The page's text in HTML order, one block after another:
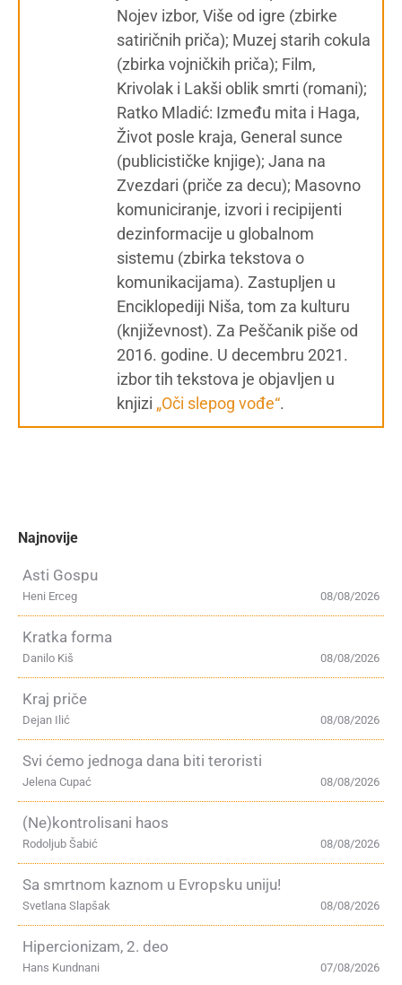
Nojev izbor, Više od igre (zbirke
satiričnih priča); Muzej starih cokula
(zbirka vojničkih priča); Film,
Krivolak i Lakši oblik smrti (romani);
Ratko Mladić: Između mita i Haga,
Život posle kraja, General sunce
(publicističke knjige); Jana na
Zvezdari (priče za decu); Masovno
komuniciranje, izvori i recipijenti
dezinformacije u globalnom
sistemu (zbirka tekstova o
komunikacijama). Zastupljen u
Enciklopediji Niša, tom za kulturu
(književnost). Za Peščanik piše od
2016. godine. U decembru 2021.
izbor tih tekstova je objavljen u
knjizi „Oči slepog vođe“.
Najnovije
Asti Gospu
08/08/2026
Heni Erceg
Kratka forma
08/08/2026
Danilo Kiš
Kraj priče
08/08/2026
Dejan Ilić
Svi ćemo jednoga dana biti teroristi
08/08/2026
Jelena Cupać
(Ne)kontrolisani haos
08/08/2026
Rodoljub Šabić
Sa smrtnom kaznom u Evropsku uniju!
08/08/2026
Svetlana Slapšak
Hipercionizam, 2. deo
07/08/2026
Hans Kundnani